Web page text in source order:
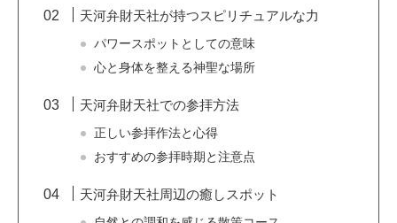
天河弁財天社が持つスピリチュアルな力
パワースポットとしての意味
心と身体を整える神聖な場所
天河弁財天社での参拝方法
正しい参拝作法と心得
おすすめの参拝時期と注意点
天河弁財天社周辺の癒しスポット